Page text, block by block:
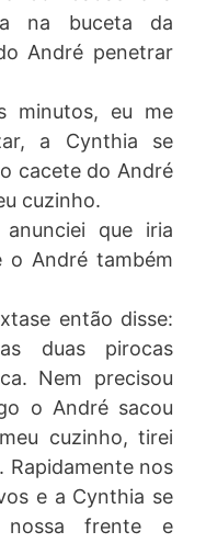
na buceta da
André penetrar
minutos, eu me
a Cynthia se
cacete do André
cuzinho.
que iria
o André também
então disse:
duas pirocas
Nem precisou
o André sacou
cuzinho, tirei
Rapidamente nos
e a Cynthia se
nossa frente e